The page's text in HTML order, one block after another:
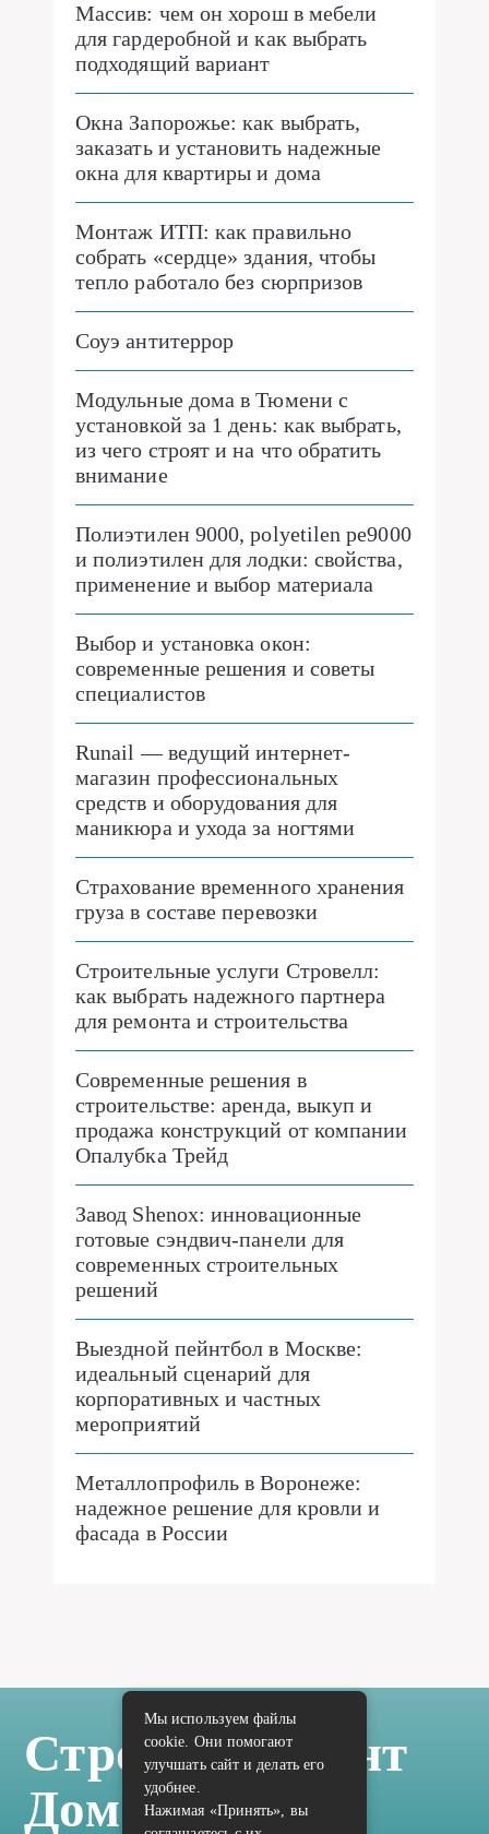
Массив: чем он хорош в мебели
для гардеробной и как выбрать
подходящий вариант
Окна Запорожье: как выбрать,
заказать и установить надежные
окна для квартиры и дома
Монтаж ИТП: как правильно
собрать «сердце» здания, чтобы
тепло работало без сюрпризов
Соуэ антитеррор
Модульные дома в Тюмени с
установкой за 1 день: как выбрать,
из чего строят и на что обратить
внимание
Полиэтилен 9000, polyetilen pe9000
и полиэтилен для лодки: свойства,
применение и выбор материала
Выбор и установка окон:
современные решения и советы
специалистов
Runail — ведущий интернет-
магазин профессиональных
средств и оборудования для
маникюра и ухода за ногтями
Страхование временного хранения
груза в составе перевозки
Строительные услуги Стровелл:
как выбрать надежного партнера
для ремонта и строительства
Современные решения в
строительстве: аренда, выкуп и
продажа конструкций от компании
Опалубка Трейд
Завод Shenox: инновационные
готовые сэндвич-панели для
современных строительных
решений
Выездной пейнтбол в Москве:
идеальный сценарий для
корпоративных и частных
мероприятий
Металлопрофиль в Воронеже:
надежное решение для кровли и
фасада в России
Стройка Ремонт
Дом Отделка
Мы используем файлы
cookie. Они помогают
улучшать сайт и делать его
удобнее.
Нажимая «Принять», вы